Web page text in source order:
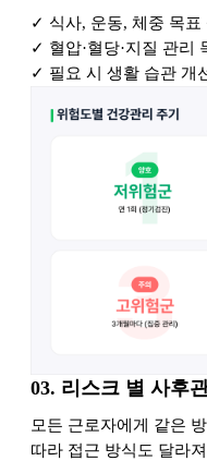
✓ 식사, 운동, 체중 목표
✓ 혈압·혈당·지질 관리
✓ 필요 시 생활 습관 개
03. 리스크 별 사후
모든 근로자에게 같은
따라 접근 방식도 달라